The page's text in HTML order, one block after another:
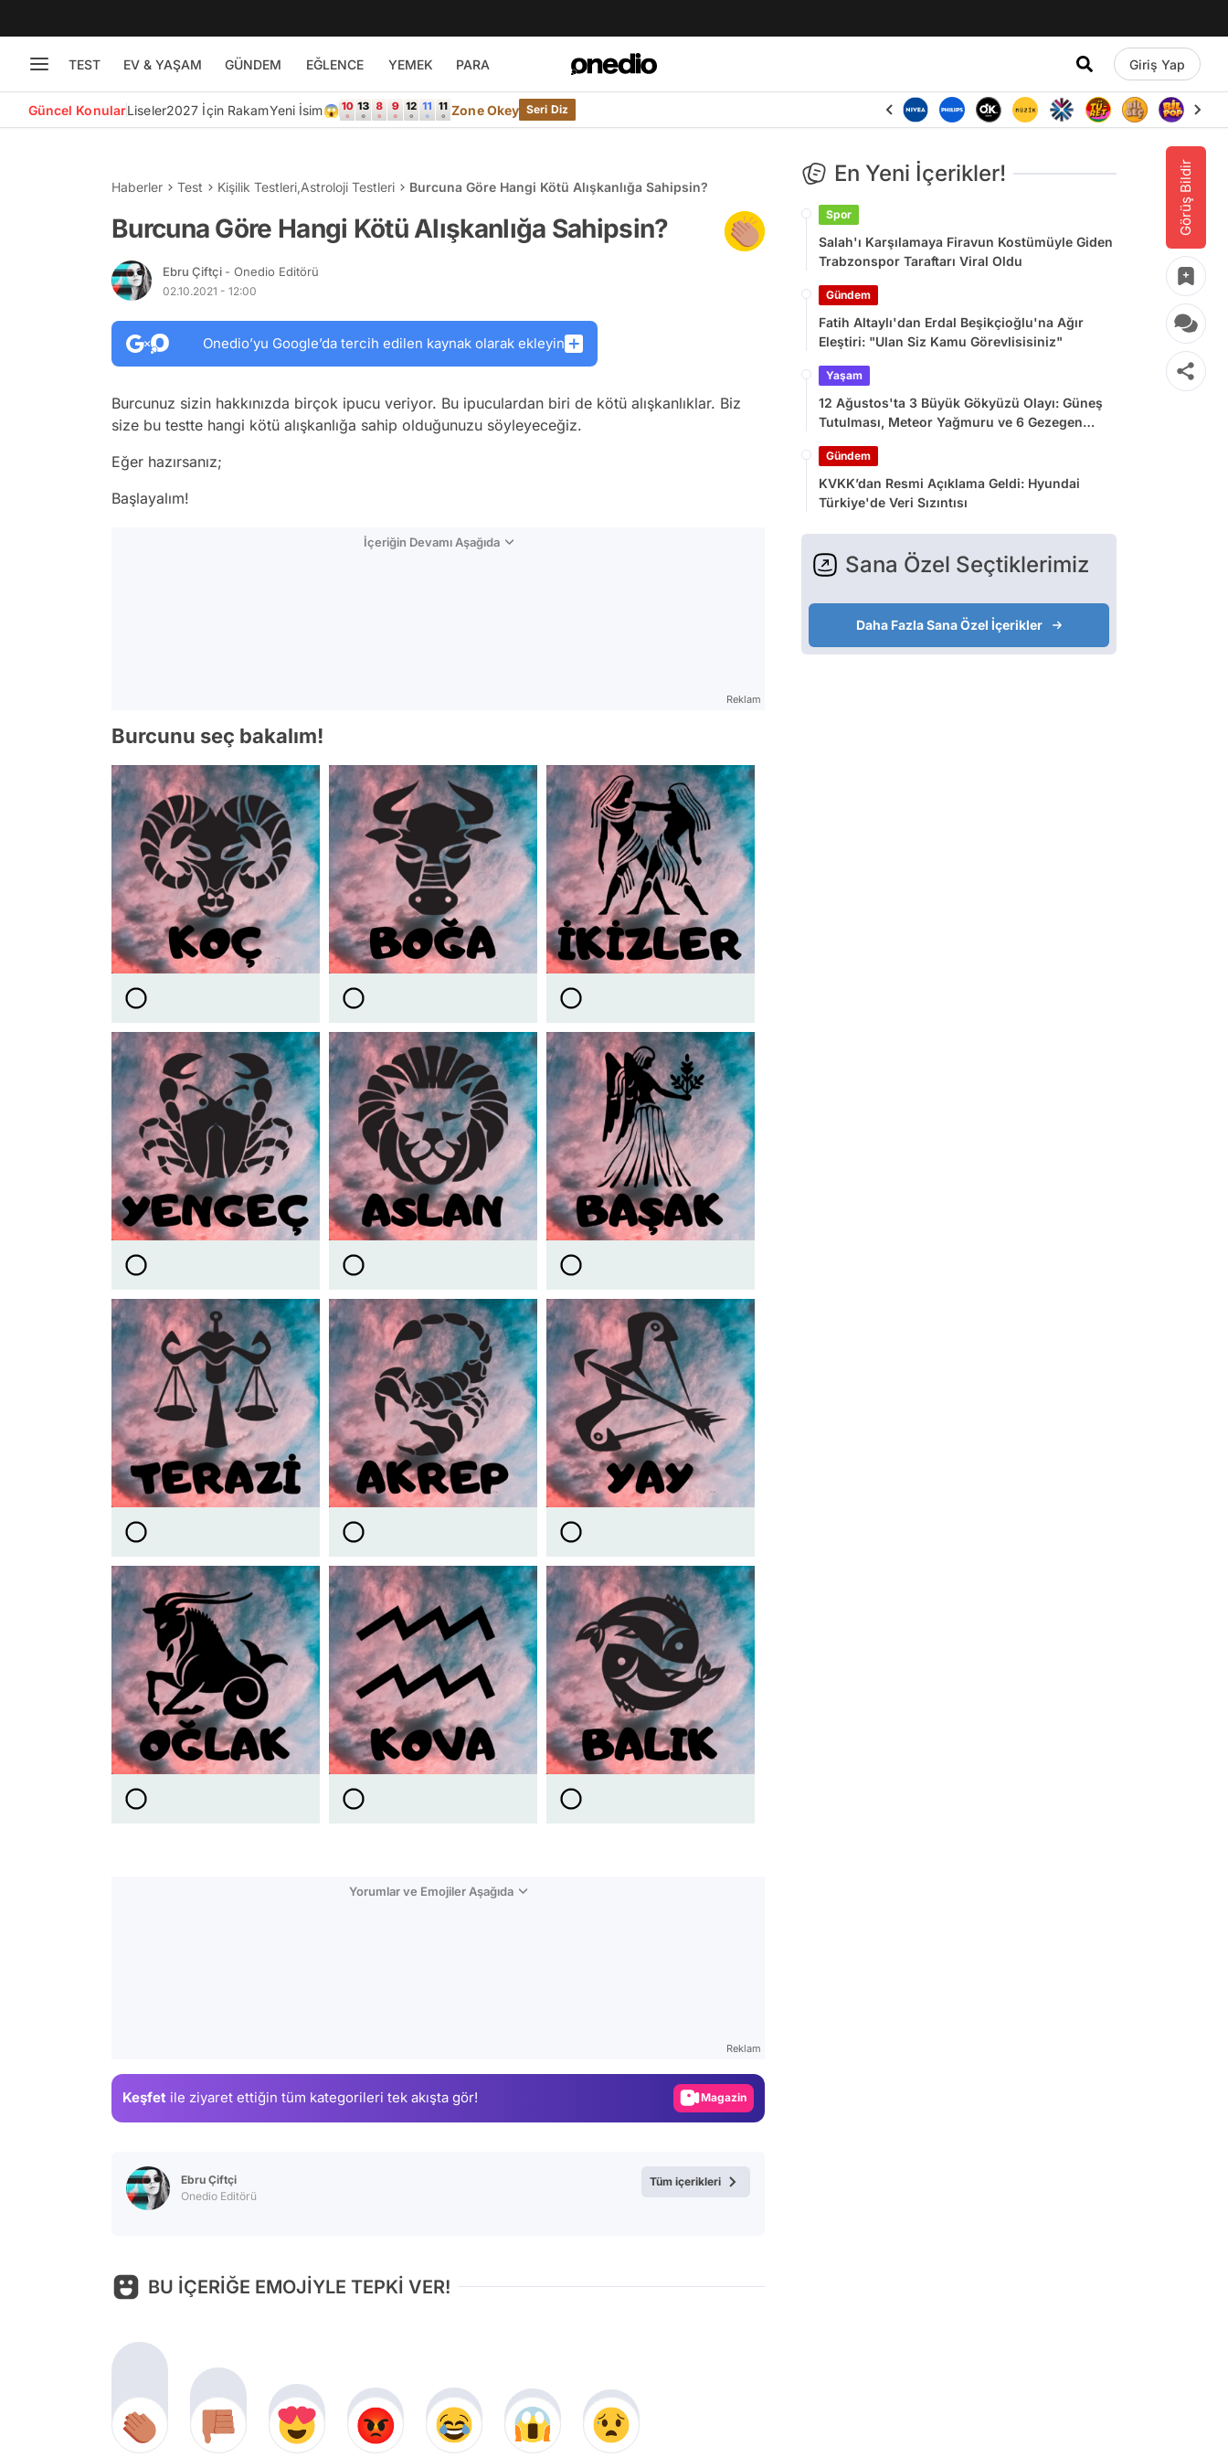
TEST EV & YAŞAM GÜNDEM EĞLENCE YEMEK PARA Giriş Yap
Güncel KonularLiseler2027 İçin RakamYeni İsim😱 Zone Okey Seri Diz
Görüş Bildir
Haberler Test Kişilik Testleri,Astroloji Testleri Burcuna Göre Hangi Kötü Alışkanlığa Sahipsin?
Burcuna Göre Hangi Kötü Alışkanlığa Sahipsin?
Ebru Çiftçi - Onedio Editörü
02.10.2021 - 12:00
Onedio’yu Google’da tercih edilen kaynak olarak ekleyin
Burcunuz sizin hakkınızda birçok ipucu veriyor. Bu ipuculardan biri de kötü alışkanlıklar. Biz
size bu testte hangi kötü alışkanlığa sahip olduğunuzu söyleyeceğiz.
Eğer hazırsanız;
Başlayalım!
İçeriğin Devamı Aşağıda
Reklam
Burcunu seç bakalım!
Yorumlar ve Emojiler Aşağıda
Reklam
Keşfet ile ziyaret ettiğin tüm kategorileri tek akışta gör! Magazin
Ebru Çiftçi
Onedio Editörü
Tüm içerikleri
BU İÇERİĞE EMOJİYLE TEPKİ VER!
En Yeni İçerikler!
Spor
Salah'ı Karşılamaya Firavun Kostümüyle Giden
Trabzonspor Taraftarı Viral Oldu
Gündem
Fatih Altaylı'dan Erdal Beşikçioğlu'na Ağır
Eleştiri: "Ulan Siz Kamu Görevlisisiniz"
Yaşam
12 Ağustos'ta 3 Büyük Gökyüzü Olayı: Güneş
Tutulması, Meteor Yağmuru ve 6 Gezegen
Gündem
KVKK’dan Resmi Açıklama Geldi: Hyundai
Türkiye'de Veri Sızıntısı
Sana Özel Seçtiklerimiz
Daha Fazla Sana Özel İçerikler